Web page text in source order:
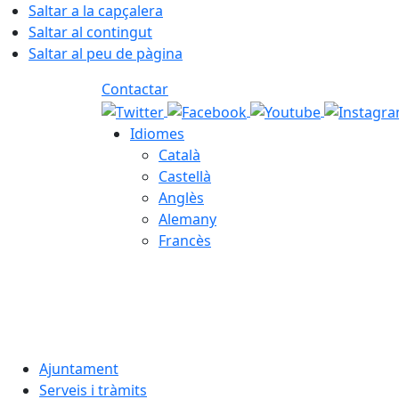
Saltar a la capçalera
Saltar al contingut
Saltar al peu de pàgina
Contactar
Idiomes
Català
Castellà
Anglès
Alemany
Francès
Ajuntament
Serveis i tràmits